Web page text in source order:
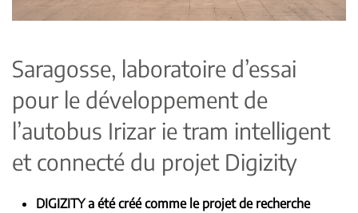
Saragosse, laboratoire d’essai
pour le développement de
l’autobus Irizar ie tram intelligent
et connecté du projet Digizity
DIGIZITY a été créé comme le projet de recherche